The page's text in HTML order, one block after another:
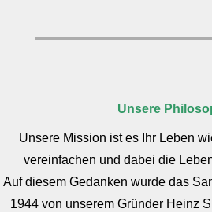
Unsere
Unsere Mission ist es Ihr Leben
vereinfachen und dabei die
Auf diesem Gedanken wurde das
1944 von unserem Gründer Heinz